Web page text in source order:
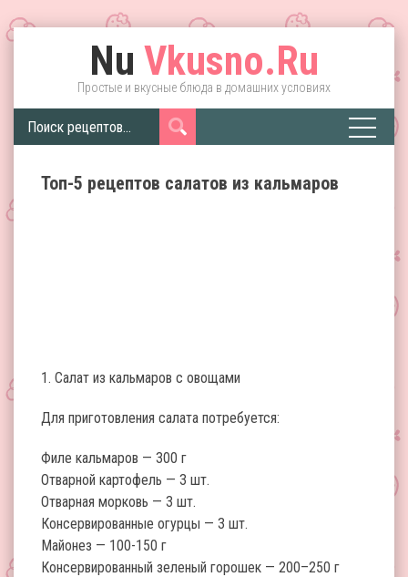
Nu Vkusno.Ru
Простые и вкусные блюда в домашних условиях
Топ-5 рецептов салатов из кальмаров
1. Салат из кальмаров с овощами
Для приготовления салата потребуется:
Филе кальмаров — 300 г
Отварной картофель — 3 шт.
Отварная морковь — 3 шт.
Консервированные огурцы — 3 шт.
Майонез — 100-150 г
Консервированный зеленый горошек — 200–250 г